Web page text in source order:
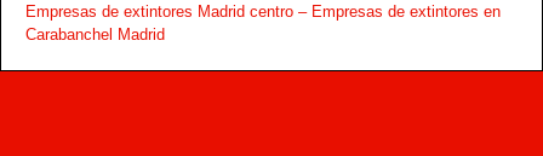
Empresas de extintores Madrid centro – Empresas de extintores en
Carabanchel Madrid